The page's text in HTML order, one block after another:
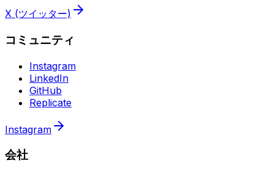
X (ツイッター)
コミュニティ
Instagram
LinkedIn
GitHub
Replicate
Instagram
会社